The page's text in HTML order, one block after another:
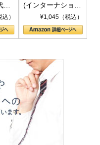
つ
）
(インターナショナ
ル新書)¥1,045（税込）